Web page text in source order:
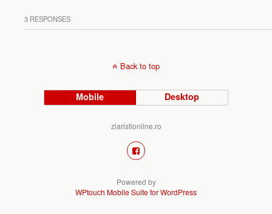
3 RESPONSES
Back to top
Mobile Desktop
ziaristionline.ro
Powered by
WPtouch Mobile Suite for WordPress